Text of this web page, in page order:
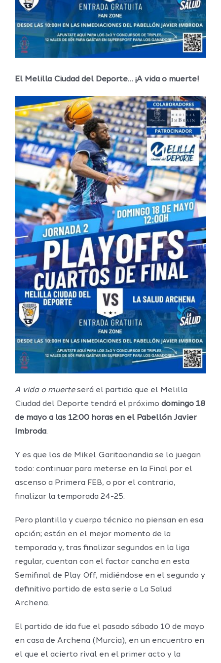
El Melilla Ciudad del Deporte… ¡A vida o muerte!
A vida o muerteserá el partido que el Melilla
Ciudad del Deporte tendrá el próximo domingo 18
de mayo a las 12:00 horas en el Pabellón Javier
Imbroda.
Y es que los de Mikel Garitaonandia se lo juegan
todo: continuar para meterse en la Final por el
ascenso a Primera FEB, o por el contrario,
finalizar la temporada 24-25.
Pero plantilla y cuerpo técnico no piensan en esa
opción; están en el mejor momento de la
temporada y, tras finalizar segundos en la liga
regular, cuentan con el factor cancha en esta
Semifinal de Play Off, midiéndose en el segundo y
definitivo partido de esta serie a La Salud
Archena.
El partido de ida fue el pasado sábado 10 de mayo
en casa de Archena (Murcia), en un encuentro en
el que el acierto rival en el primer acto y la